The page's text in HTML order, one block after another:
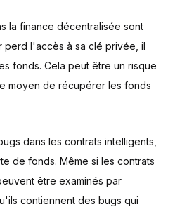
la finance décentralisée sont
perd l'accès à sa clé privée, il
fonds. Cela peut être un risque
moyen de récupérer les fonds
dans les contrats intelligents,
de fonds. Même si les contrats
être examinés par
contiennent des bugs qui